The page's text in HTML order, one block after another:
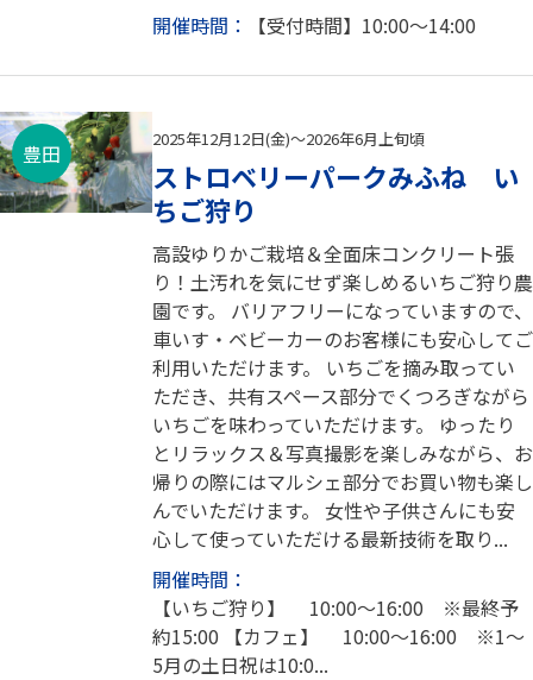
開催時間：
【受付時間】10:00～14:00
豊田
2025年12月12日(金)～2026年6月上旬頃
ストロベリーパークみふね い
ちご狩り
高設ゆりかご栽培＆全面床コンクリート張
り！土汚れを気にせず楽しめるいちご狩り農
園です。 バリアフリーになっていますので、
車いす・ベビーカーのお客様にも安心してご
利用いただけます。 いちごを摘み取ってい
ただき、共有スペース部分でくつろぎながら
いちごを味わっていただけます。 ゆったり
とリラックス＆写真撮影を楽しみながら、お
帰りの際にはマルシェ部分でお買い物も楽し
んでいただけます。 女性や子供さんにも安
心して使っていただける最新技術を取り...
開催時間：
【いちご狩り】 10:00～16:00 ※最終予
約15:00 【カフェ】 10:00～16:00 ※1～
5月の土日祝は10:0...